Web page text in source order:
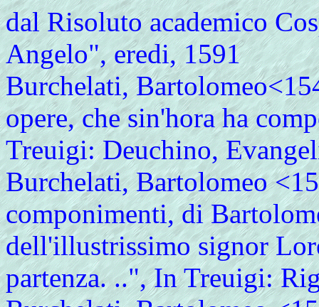
dal Risoluto academico
Angelo", eredi, 1591
Burchelati,
opere, che sin'hora ha
Treuigi: Deuchino,
Burchelati, Bartolomeo
componimenti, di
dell'illustrissimo signor
partenza. ..", In Treuigi: